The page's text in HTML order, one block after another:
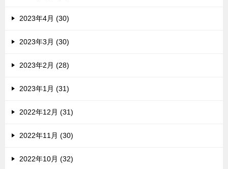
2023年4月 (30)
2023年3月 (30)
2023年2月 (28)
2023年1月 (31)
2022年12月 (31)
2022年11月 (30)
2022年10月 (32)